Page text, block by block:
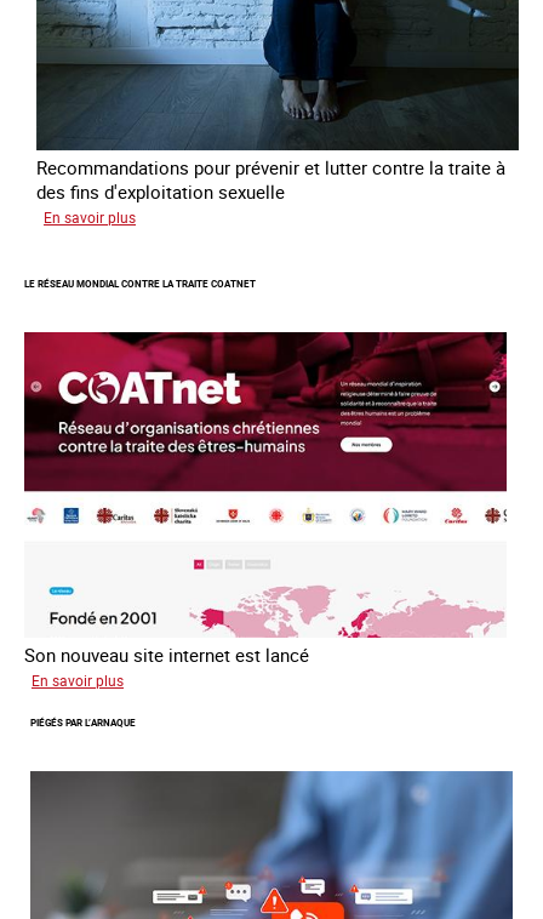
Recommandations pour prévenir et lutter contre la traite à
des fins d'exploitation sexuelle
En savoir plus
après
loi
du
13
avril
2016
LE RÉSEAU MONDIAL CONTRE LA TRAITE COATNET
Son nouveau site internet est lancé
En savoir plus
réseau
contre
PIÉGÉS PAR L’ARNAQUE